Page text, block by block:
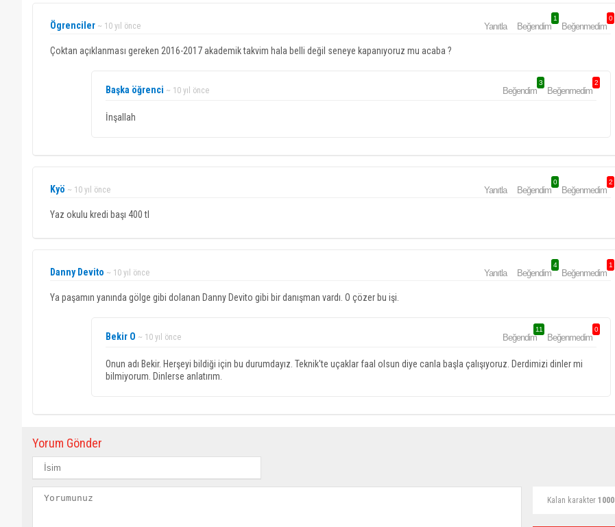
Ögrenciler ~ 10 yıl önce Yanıtla Beğendim
1
Beğenmedim
0
Çoktan açıklanması gereken 2016-2017 akademik takvim hala belli değil seneye kapanıyoruz mu acaba ?
Başka öğrenci ~ 10 yıl önce Beğendim
3
Beğenmedim
2
İnşallah
Kyö ~ 10 yıl önce Yanıtla Beğendim
0
Beğenmedim
2
Yaz okulu kredi başı 400 tl
Danny Devito ~ 10 yıl önce Yanıtla Beğendim
4
Beğenmedim
1
Ya paşamın yanında gölge gibi dolanan Danny Devito gibi bir danışman vardı. O çözer bu işi.
Bekir O ~ 10 yıl önce Beğendim
11
Beğenmedim
0
Onun adı Bekir. Herşeyi bildiği için bu durumdayız. Teknik'te uçaklar faal olsun diye canla başla çalışıyoruz. Derdimizi dinler mi
bilmiyorum. Dinlerse anlatırım.
Yorum Gönder
Kalan karakter 1000